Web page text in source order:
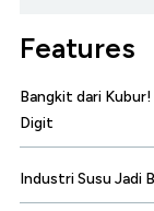
Features
Bangkit dari
Digit
Industri Susu Jadi